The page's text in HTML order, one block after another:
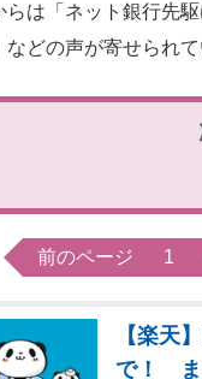
は「ネット銀行先
どの声が寄せられて
前のページ 1
【楽天
で！ ま